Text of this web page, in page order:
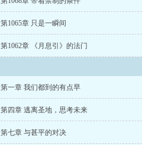
第1065章 只是一瞬间
第1062章 《月息引》的法门
第一章 我们都到的有点早
第四章 逃离圣地，思考未来
第七章 与甚平的对决